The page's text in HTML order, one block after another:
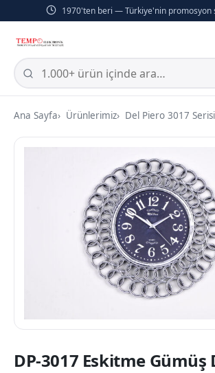
1970'ten beri — Türkiye'nin promosyon
Ana Sayfa Ürünlerimiz Del Piero 3017 Serisi
DP-3017 Eskitme Gümüş